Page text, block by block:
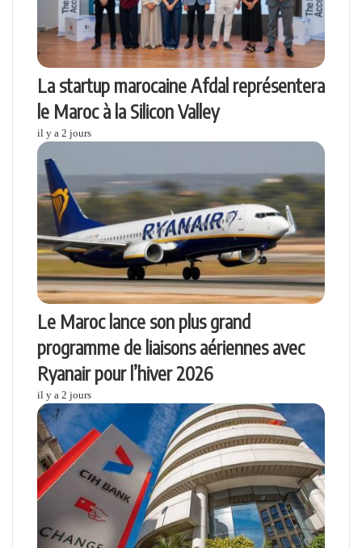
La startup marocaine Afdal représentera
le Maroc à la Silicon Valley
il y a 2 jours
Le Maroc lance son plus grand
programme de liaisons aériennes avec
Ryanair pour l’hiver 2026
il y a 2 jours